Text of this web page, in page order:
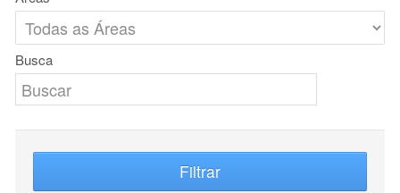
Busca
Filtrar